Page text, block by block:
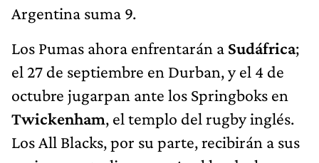
Argentina suma 9.
Los Pumas ahora enfrentarán a Sudáfrica;
el 27 de septiembre en Durban, y el 4 de
octubre jugarpan ante los Springboks en
Twickenham, el templo del rugby inglés.
Los All Blacks, por su parte, recibirán a sus